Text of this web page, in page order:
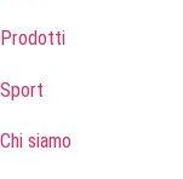
Prodotti
Sport
Chi siamo